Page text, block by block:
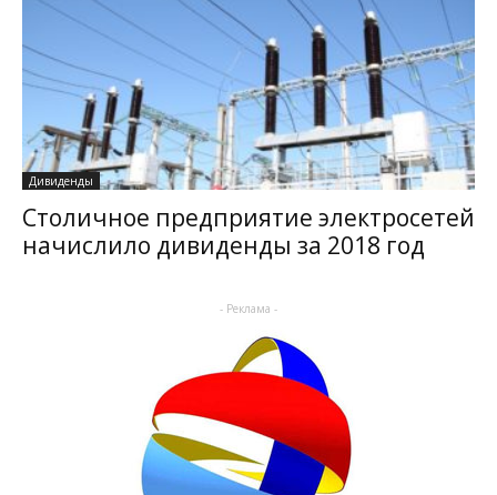
Дивиденды
Столичное предприятие электросетей
начислило дивиденды за 2018 год
- Реклама -